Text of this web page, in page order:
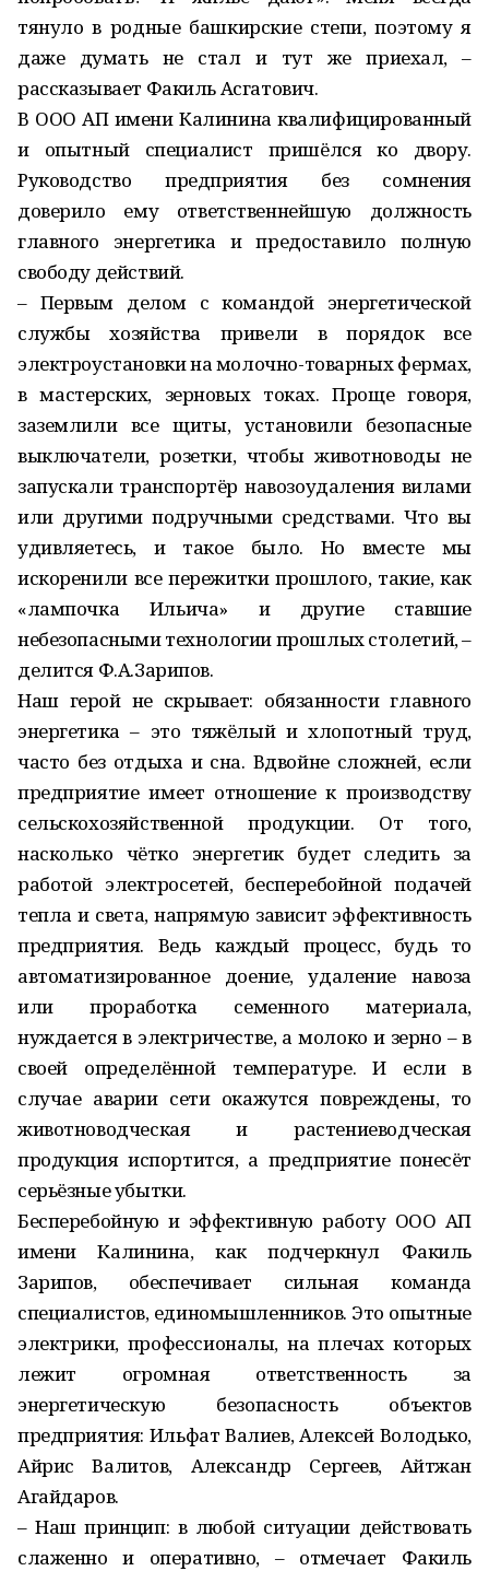
тянуло в родные башкирские степи, поэтому я
даже думать не стал и тут же приехал, –
рассказывает Факиль Асгатович.
В ООО АП имени Калинина квалифицированный
и опытный специалист пришёлся ко двору.
Руководство предприятия без сомнения
доверило ему ответственнейшую должность
главного энергетика и предоставило полную
свободу действий.
– Первым делом с командой энергетической
службы хозяйства привели в порядок все
электроустановки на молочно-товарных фермах,
в мастерских, зерновых токах. Проще говоря,
заземлили все щиты, установили безопасные
выключатели, розетки, чтобы животноводы не
запускали транспортёр навозоудаления вилами
или другими подручными средствами. Что вы
удивляетесь, и такое было. Но вместе мы
искоренили все пережитки прошлого, такие, как
«лампочка Ильича» и другие ставшие
небезопасными технологии прошлых столетий, –
делится Ф.А.Зарипов.
Наш герой не скрывает: обязанности главного
энергетика – это тяжёлый и хлопотный труд,
часто без отдыха и сна. Вдвойне сложней, если
предприятие имеет отношение к производству
сельскохозяйственной продукции. От того,
насколько чётко энергетик будет следить за
работой электросетей, бесперебойной подачей
тепла и света, напрямую зависит эффективность
предприятия. Ведь каждый процесс, будь то
автоматизированное доение, удаление навоза
или проработка семенного материала,
нуждается в электричестве, а молоко и зерно – в
своей определённой температуре. И если в
случае аварии сети окажутся повреждены, то
животноводческая и растениеводческая
продукция испортится, а предприятие понесёт
серьёзные убытки.
Бесперебойную и эффективную работу ООО АП
имени Калинина, как подчеркнул Факиль
Зарипов, обеспечивает сильная команда
специалистов, единомышленников. Это опытные
электрики, профессионалы, на плечах которых
лежит огромная ответственность за
энергетическую безопасность объектов
предприятия: Ильфат Валиев, Алексей Володько,
Айрис Валитов, Александр Сергеев, Айтжан
Агайдаров.
– Наш принцип: в любой ситуации действовать
слаженно и оперативно, – отмечает Факиль